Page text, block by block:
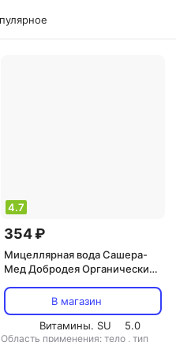
4.7
354 ₽
Мицеллярная вода Сашера-
Мед Добродея Органический
в мицелярной форме, 100 мл
MED-03/03 113-85033
В магазин
Витамины. SU
5.0
Область применения: тело , тип